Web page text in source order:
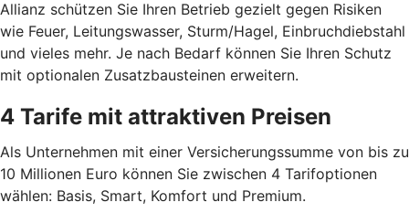
Allianz schützen Sie Ihren Betrieb gezielt gegen Risiken
wie Feuer, Leitungswasser, Sturm/Hagel, Einbruchdiebstahl
und vieles mehr. Je nach Bedarf können Sie Ihren Schutz
mit optionalen Zusatz­bausteinen erweitern.
4 Tarife mit attraktiven Preisen
Als Unternehmen mit einer Versicherungssumme von bis zu
10 Millionen Euro können Sie zwischen 4 Tarif­optionen
wählen: Basis, Smart, Komfort und Premium.